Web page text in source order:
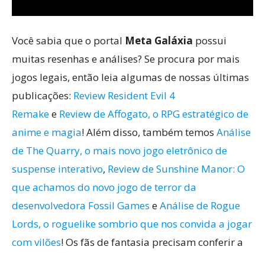
Você sabia que o portal Meta Galáxia possui
muitas resenhas e análises? Se procura por mais
jogos legais, então leia algumas de nossas últimas
publicações: Review Resident Evil 4
Remakee Review de Affogato, o RPG estratégico de
anime e magia! Além disso, também temos Análise
de The Quarry, o mais novo jogo eletrônico de
suspense interativo, Review de Sunshine Manor: O
que achamos do novo jogo de terror da
desenvolvedora Fossil Games eAnálise de Rogue
Lords, o roguelike sombrio que nos convida a jogar
com vilões! Os fãs de fantasia precisam conferir a